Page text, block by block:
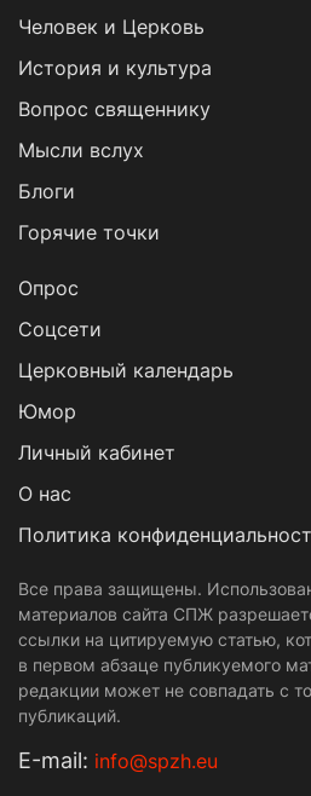
Человек и Церковь
История и культура
Вопрос священнику
Мысли вслух
Блоги
Горячие точки
Опрос
Cоцсети
Церковный календарь
Юмор
Личный кабинет
О нас
Политика
Все права защищены.
материалов сайта СПЖ
ссылки на цитируемую статью,
в первом абзаце публикуемого
редакции может не совпадать с
публикаций.
Е-mail: info@spzh.eu